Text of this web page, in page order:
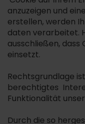
anzuzeigen und
erstellen, werden
daten verarbeitet.
ausschließen, dass
einsetzt.
Rechtsgrundlage
berechtigtes
Funktionalität
Durch die so